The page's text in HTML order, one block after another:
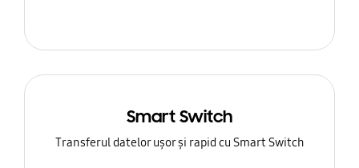
Smart Switch
Transferul datelor ușor și rapid cu Smart Switch